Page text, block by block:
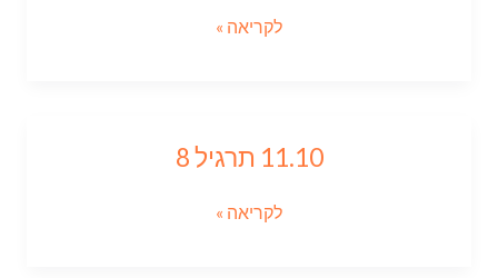
7
לקריאה »
11.10 תרגיל 811.10
8
לקריאה »